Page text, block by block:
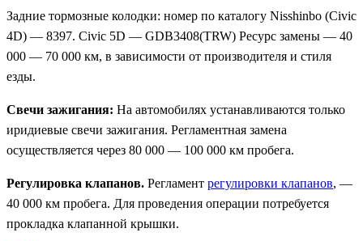
Задние тормозные колодки: номер по каталогу Nisshinbo (Civic
4D) — 8397. Civic 5D — GDB3408(TRW) Ресурс замены — 40
000 — 70 000 км, в зависимости от производителя и стиля
езды.
Свечи зажигания: На автомобилях устанавливаются только
иридиевые свечи зажигания. Регламентная замена
осуществляется через 80 000 — 100 000 км пробега.
Регулировка клапанов. Регламент регулировки клапанов, —
40 000 км пробега. Для проведения операции потребуется
прокладка клапанной крышки.